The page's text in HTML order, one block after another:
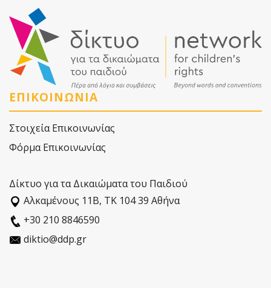
ΕΠΙΚΟΙΝΩΝΙΑ
Στοιχεία Επικοινωνίας
Φόρμα Επικοινωνίας
Δίκτυο για τα Δικαιώματα του Παιδιού
Αλκαµένους 11Β, ΤΚ 104 39 Αθήνα
+30 210 8846590
diktio@ddp.gr